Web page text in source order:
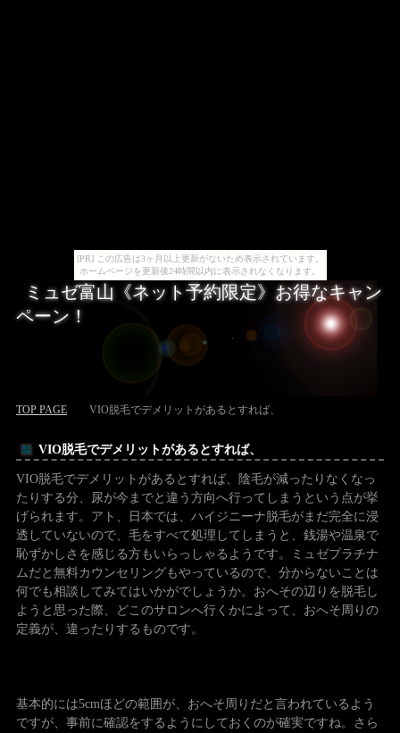
[PR] この広告は3ヶ月以上更新がないため表示されています。
ホームページを更新後24時間以内に表示されなくなります。
ミュゼ富山《ネット予約限定》お得なキャン
ペーン！
TOP PAGE VIO脱毛でデメリットがあるとすれば、
VIO脱毛でデメリットがあるとすれば、
VIO脱毛でデメリットがあるとすれば、陰毛が減ったりなくなっ
たりする分、尿が今までと違う方向へ行ってしまうという点が挙
げられます。アト、日本では、ハイジニーナ脱毛がまだ完全に浸
透していないので、毛をすべて処理してしまうと、銭湯や温泉で
恥ずかしさを感じる方もいらっしゃるようです。ミュゼプラチナ
ムだと無料カウンセリングもやっているので、分からないことは
何でも相談してみてはいかがでしょうか。おへその辺りを脱毛し
ようと思った際、どこのサロンへ行くかによって、おへそ周りの
定義が、違ったりするものです。
基本的には5cmほどの範囲が、おへそ周りだと言われているよう
ですが、事前に確認をするようにしておくのが確実ですね。さら